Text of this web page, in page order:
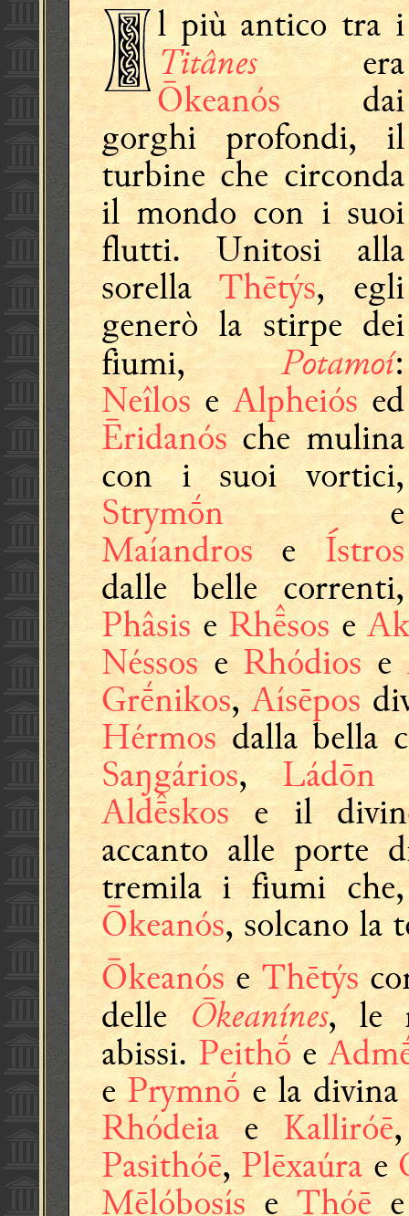
l più antico tra i
Titânesera
Ōkeanósdai
gorghi profondi, il
turbine che circonda
il mondo con i suoi
flutti. Unitosi alla
sorellaThētýs, egli
generò la stirpe dei
fiumi,Potamoí:
Neîlos eAlpheiós ed
Ēridanósche mulina
con i suoi vortici,
Strymṓne
Maíandrose Ístros
dalle belle correnti,
PhâsiseRhsose
NéssoseRhódiose
Grḗnikos,Aísēpos
Hérmosdalla bella
Saŋgários,Ládōn
Aldskose il
accanto alle porte
tremila i fiumi
Ōkeanós, solcano la
ŌkeanóseThētýs
delleŌkeanínes, le
abissi.Peithṓe
ePrymnṓe la divina
RhódeiaeKalliróē
Pasithóē,Plēxaúrae
MēlóbosíseThóēe